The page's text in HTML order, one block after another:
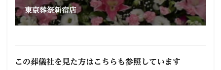
東京葬祭新宿店
この葬儀社を見た方はこちらも参照しています